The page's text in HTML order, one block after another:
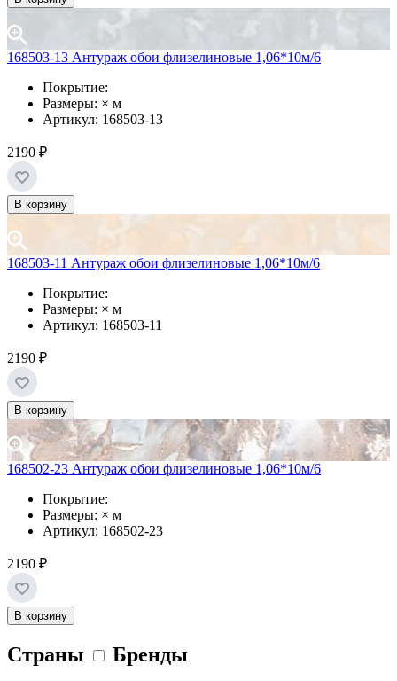
168503-13 Антураж обои флизелиновые 1,06*10м/6
Покрытие:
Размеры: × м
Артикул: 168503-13
2190 ₽
В корзину
168503-11 Антураж обои флизелиновые 1,06*10м/6
Покрытие:
Размеры: × м
Артикул: 168503-11
2190 ₽
В корзину
168502-23 Антураж обои флизелиновые 1,06*10м/6
Покрытие:
Размеры: × м
Артикул: 168502-23
2190 ₽
В корзину
Страны Бренды